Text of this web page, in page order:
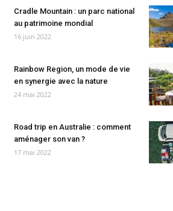
Cradle Mountain : un parc national
au patrimoine mondial
16 juin 2022
Rainbow Region, un mode de vie
en synergie avec la nature
24 mai 2022
Road trip en Australie : comment
aménager son van ?
17 mai 2022